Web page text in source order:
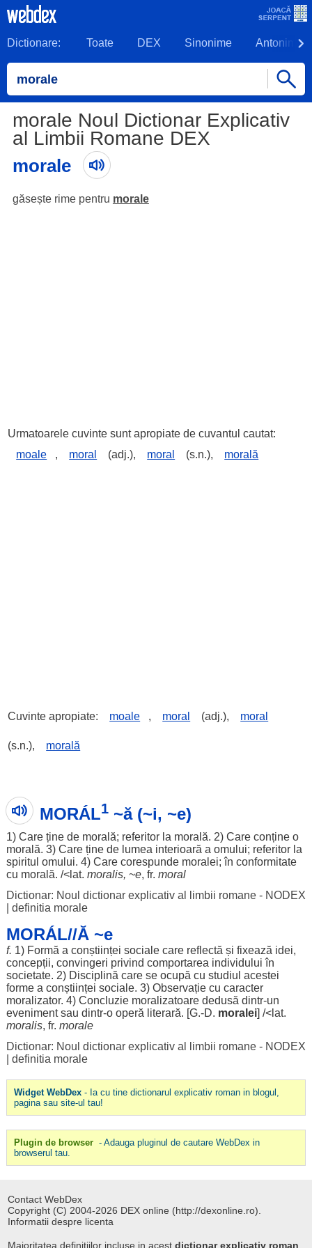
Dictionare: Toate DEX Sinonime Antonime
morale Noul Dictionar Explicativ
al Limbii Romane DEX
morale
găsește rime pentru morale
Urmatoarele cuvinte sunt apropiate de cuvantul cautat:
moale
, moral (adj.), moral (s.n.), morală
Cuvinte apropiate: moale , moral (adj.), moral
(s.n.), morală
MORÁL1~ă (~i, ~e)
1) Care ține de morală; referitorla morală. 2) Care conțineo
morală. 3) Care ține de lumea interioară a omului; referitorla
spiritul omului. 4) Care corespunde moralei; în conformitate
cu morală. /<lat. moralis, ~e, fr. moral
Dictionar: Noul dictionar explicativ al limbii romane - NODEX
definitia morale
MORÁL//Ă ~e
f. 1) Formă a conștiinței socialecare reflectă și fixează idei,
concepții, convingeri privind comportarea individului în
societate. 2) Disciplină care se ocupă cu studiul acestei
formea conștiinței sociale. 3) Observațiecu caracter
moralizator. 4) Concluzie moralizatoarededusă dintr-un
evenimentsau dintr-o operă literară. [G.-D. moralei] /<lat.
moralis, fr. morale
Dictionar: Noul dictionar explicativ al limbii romane - NODEX
definitia morale
Widget WebDex- Ia cu tine dictionarul explicativ roman in blogul,
pagina sau site-ul tau!
Plugin de browser - Adauga pluginul de cautare WebDex in
browserul tau.
Contact WebDex
Copyright (C) 2004-2026 DEX online (http://dexonline.ro).
Informatii despre licenta
Majoritatea definitiilor incluse in acestdictionar explicativ roman